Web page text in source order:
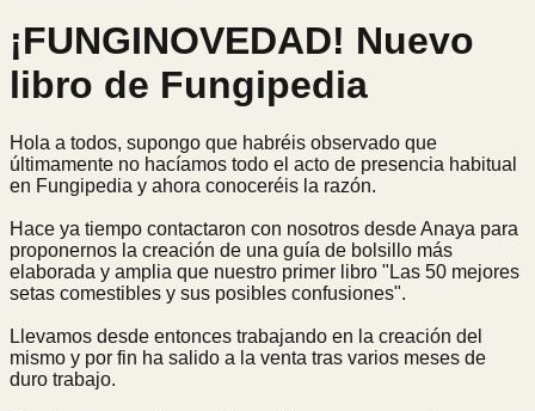
¡FUNGINOVEDAD! Nuevo
libro de Fungipedia
Hola a todos, supongo que habréis observado que
últimamente no hacíamos todo el acto de presencia habitual
en Fungipedia y ahora conoceréis la razón.
Hace ya tiempo contactaron con nosotros desde Anaya para
proponernos la creación de una guía de bolsillo más
elaborada y amplia que nuestro primer libro "Las 50 mejores
setas comestibles y sus posibles confusiones".
Llevamos desde entonces trabajando en la creación del
mismo y por fin ha salido a la venta tras varios meses de
duro trabajo.